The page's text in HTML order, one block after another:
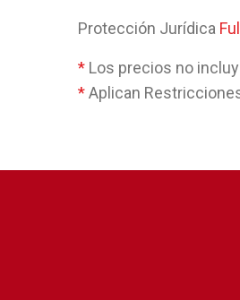
Protección Jurídica Full
* Los precios no
*Aplican